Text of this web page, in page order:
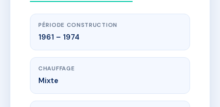
PÉRIODE CONSTRUCTION
1961 – 1974
CHAUFFAGE
Mixte